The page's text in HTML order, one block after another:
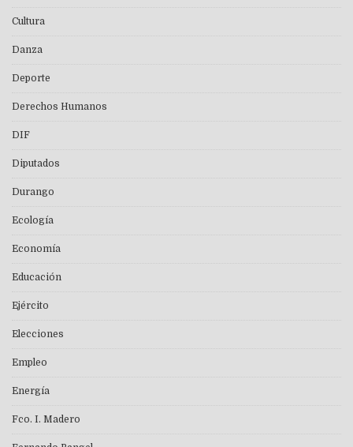
Cultura
Danza
Deporte
Derechos Humanos
DIF
Diputados
Durango
Ecología
Economía
Educación
Ejército
Elecciones
Empleo
Energía
Fco. I. Madero